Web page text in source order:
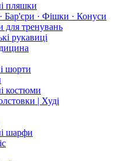
пляшки
Бар'єри · Фішки · Конуси
для тренувань
рукавиці
шорти
костюми
| Худі
шарфи